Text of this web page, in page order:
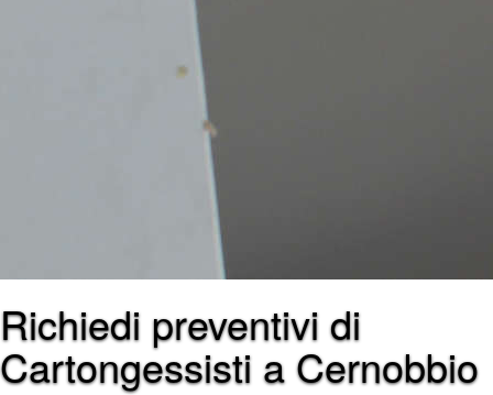
Richiedi preventivi di
Cartongessisti a Cernobbio